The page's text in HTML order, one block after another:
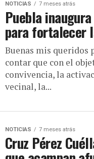
NOTICIAS 7 meses atrás
Puebla
para fortalecer
Buenas mis queridos
contar que con el
convivencia, la
vecinal, la...
NOTICIAS 7 meses atrás
Cruz Pérez